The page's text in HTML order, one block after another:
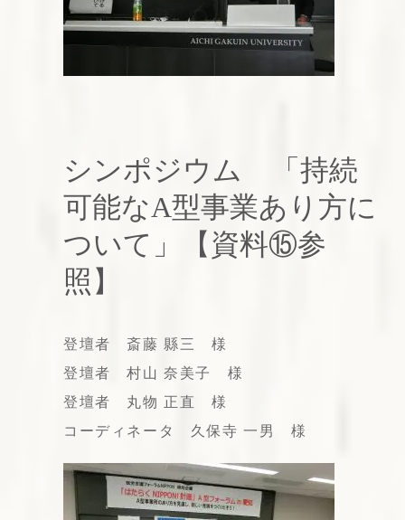
シンポジウム 「持続
可能なA型事業あり方に
ついて」【資料⑮参
照】
登壇者 斎藤 縣三 様
登壇者 村山 奈美子 様
登壇者 丸物 正直 様
コーディネータ 久保寺 一男 様